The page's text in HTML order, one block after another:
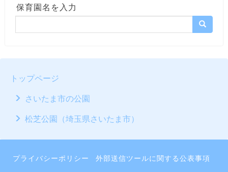
保育園名を入力
トップページ
さいたま市の公園
松芝公園（埼玉県さいたま市）
プライバシーポリシー 外部送信ツールに関する公表事項